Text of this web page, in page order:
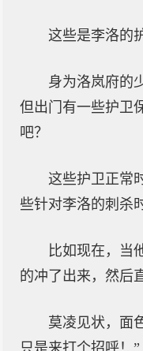
这些是李洛的
身为洛岚府的
但出门有一些护卫
吧？
这些护卫正常
些针对李洛的刺杀
比如现在，当
的冲了出来，然后
莫凌见状，面
只是来打个招呼！”